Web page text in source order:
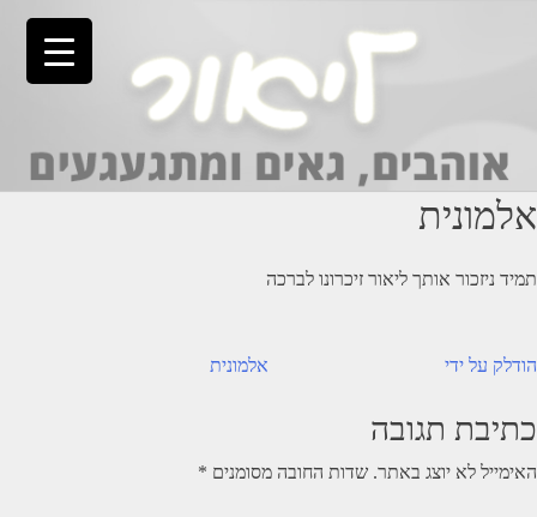
אלמונית
תמיד ניזכור אותך ליאור זיכרונו לברכה
ניווט אלמונית הודלק על ידי
כתיבת תגובה
האימייל לא יוצג באתר. שדות החובה מסומנים *